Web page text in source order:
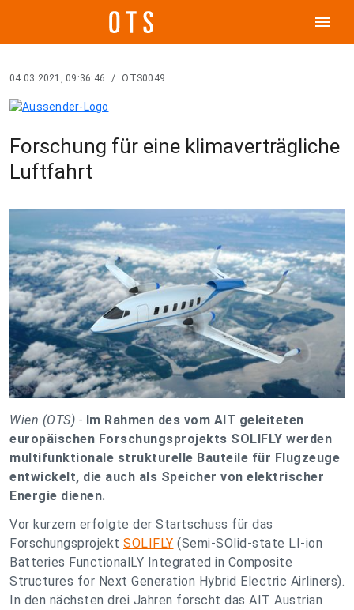
menu
04.03.2021, 09:36:46 / OTS0049
Forschung für eine klimaverträgliche
Luftfahrt
Wien (OTS) - Im Rahmen des vom AIT geleiteten
europäischen Forschungsprojekts SOLIFLY werden
multifunktionale strukturelle Bauteile für Flugzeuge
entwickelt, die auch als Speicher von elektrischer
Energie dienen.
Vor kurzem erfolgte der Startschuss für das
Forschungsprojekt SOLIFLY (Semi-SOlid-state LI-ion
Batteries FunctionalLY Integrated in Composite
Structures for Next Generation Hybrid Electric Airliners).
In den nächsten drei Jahren forscht das AIT Austrian